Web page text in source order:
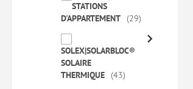
STATIONS
D'APPARTEMENT
29
SOLEX|SOLARBLOC®
SOLAIRE
THERMIQUE
43